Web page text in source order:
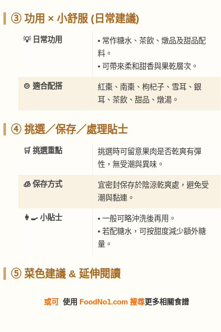
③ 功用 × 小舒服 (日常建議)
💡 日常功用
• 常作糖水、茶飲、燉品及甜品配
料。
• 可帶來柔和甜香與果乾層次。
🍲 適合配搭
紅棗、南棗、枸杞子、雪耳、銀
耳、茶飲、甜品、燉湯。
④ 挑選／保存／處理貼士
🛒 挑選重點
挑選時可留意果肉是否乾爽有彈
性，無受潮與異味。
🧊 保存方式
宜密封保存於陰涼乾爽處，避免受
潮與黏連。
👩‍🍳 小貼士
• 一般可略沖洗後再用。
• 若配糖水，可按甜度減少額外糖
量。
⑤ 菜色建議 & 延伸閱讀
或可 使用 FoodNo1.com 搜尋更多相關食譜